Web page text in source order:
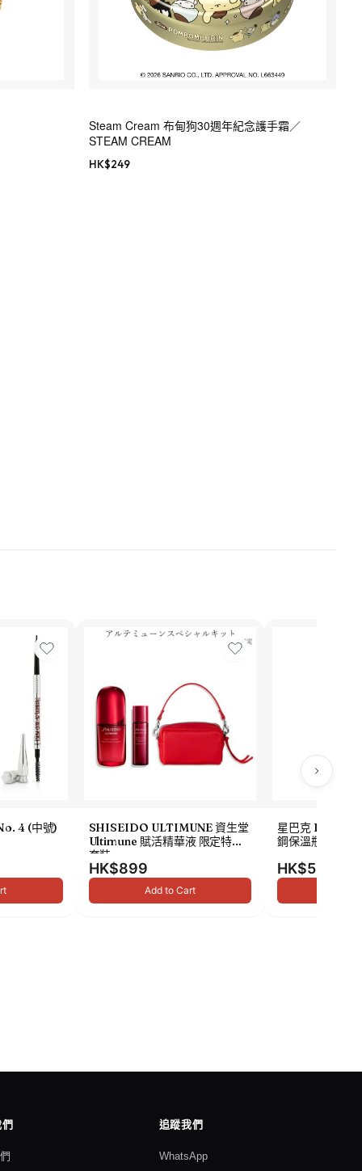
Steam Cream 布甸狗30週年紀念護手霜／
STEAM CREAM
HK$249
4 (中號)
SHISEIDO ULTIMUNE 資生堂
Ultimune 賦活精華液 限定特別
套裝
HK$899
Add to Cart
星巴克 Been
鋼保溫瓶 473ml
HK$549
追蹤我們
WhatsApp